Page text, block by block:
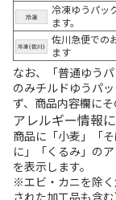
冷凍ゆうパッ
ます。
佐川急便での
ます
なお、「普通ゆう
のみチルドゆうパ
ず、商品内容欄にそ
アレルギー情報
商品に「小麦」「
に」「くるみ」の
を表示します。
※エビ・カニを除
された加工品も含